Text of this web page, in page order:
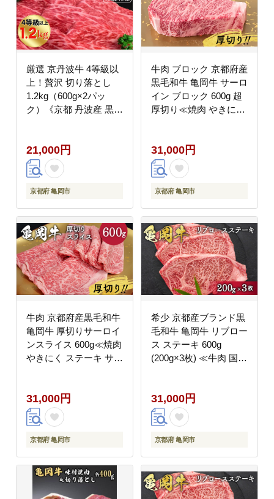
厳選 京丹波牛 4等級以
上！贅沢 切り落とし
1.2kg（600g×2パッ
ク）《京都 丹波産 黒毛
かぐら（冷蔵）（冷
凍）
21,000円
京都府 亀岡市
牛肉 ブロック 京都府産
黒毛和牛 亀岡牛 サーロ
イン ブロック 600g 超
厚切り≪焼肉 やきにく
都府産黒毛和牛冷凍 送
料無料≫
31,000円
京都府 亀岡市
牛肉 京都府産黒毛和牛
亀岡牛 厚切りサーロイ
ンスライス 600g≪焼肉
やきにく ステーキ サイ
和牛 冷凍 ふるさと納税
≫
31,000円
京都府 亀岡市
希少 京都産ブランド黒
毛和牛 亀岡牛 リブロー
ス ステーキ 600g
(200g×3枚) ≪牛肉 国産
31,000円
京都府 亀岡市